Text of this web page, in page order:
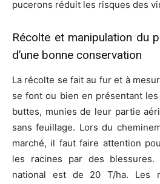
pucerons réduit les risques des
Récolte et manipulation du
d’une bonne conservation
La récolte se fait au fur et à
se font ou bien en présentant
buttes, munies de leur partie
sans feuillage. Lors du
marché, il faut faire attention
les racines par des blessures.
national est de 20 T/ha. Les